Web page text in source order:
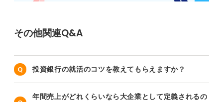
その他関連Q&A
投資銀行の就活のコツを教えてもらえますか？
年間売上がどれくらいなら大企業として定義されるの